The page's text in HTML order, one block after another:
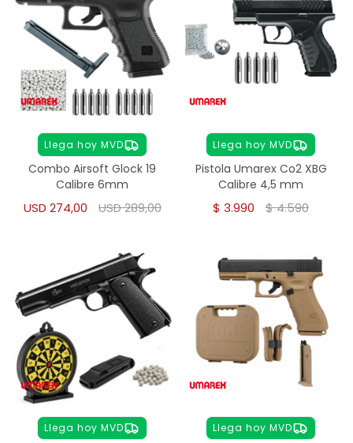
Llega hoy MVD
Combo Airsoft Glock 19
Calibre 6mm
USD 274,00 USD289,00
Llega hoy MVD
Pistola Umarex Co2 XBG
Calibre 4,5 mm
$ 3.990 $4.590
Llega hoy MVD Llega hoy MVD